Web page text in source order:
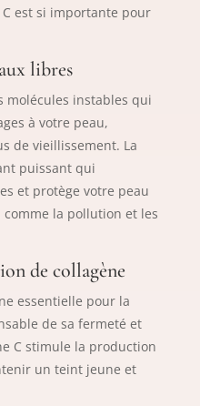
est si importante pour
libres
molécules instables qui
à votre peau,
de vieillissement. La
puissant qui
et protège votre peau
la pollution et les
de collagène
essentielle pour la
de sa fermeté et
C stimule la production
un teint jeune et